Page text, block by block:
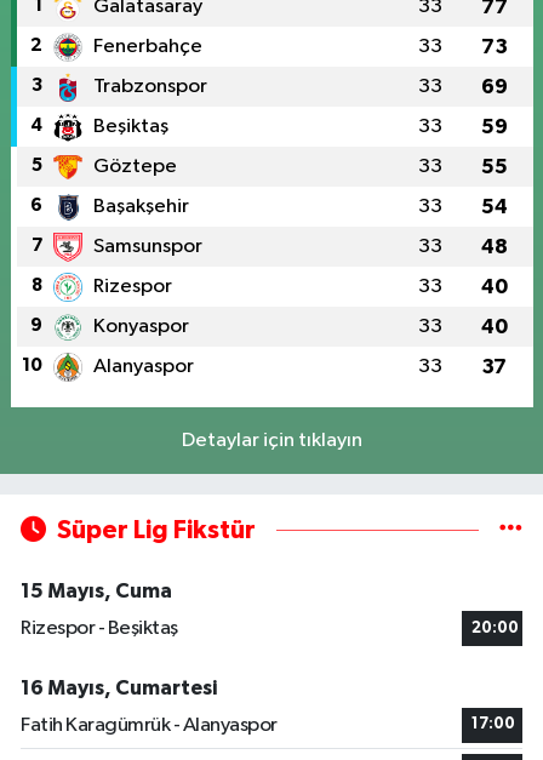
Galatasaray 33 77
2 Fenerbahçe 33 73
3 Trabzonspor 33 69
4 Beşiktaş 33 59
5 Göztepe 33 55
6 Başakşehir 33 54
7 Samsunspor 33 48
8 Rizespor 33 40
9 Konyaspor 33 40
10 Alanyaspor 33 37
Detaylar için tıklayın
Süper Lig Fikstür
15 Mayıs, Cuma
Rizespor - Beşiktaş
20:00
16 Mayıs, Cumartesi
Fatih Karagümrük - Alanyaspor
17:00